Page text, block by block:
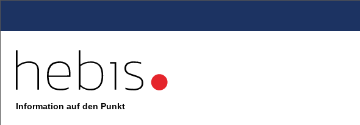
Information auf den Punkt